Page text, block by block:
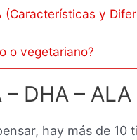
(Características y
o vegetariano?
– DHA –
hay más de